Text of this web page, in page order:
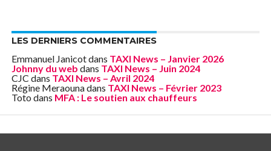
LES DERNIERS COMMENTAIRES
Emmanuel Janicotdans TAXI News – Janvier 2026
Johnny du web dans TAXI News – Juin 2024
CJC dans TAXI News – Avril 2024
Régine Meraounadans TAXI News – Février 2023
Toto dans MFA : Le soutien aux chauffeurs